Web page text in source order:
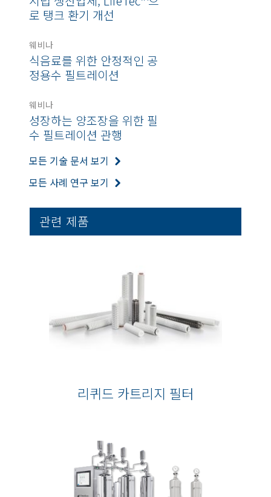
로 탱크 환기 개선
웨비나
식음료를 위한 안정적인 공
정용수 필트레이션
웨비나
성장하는 양조장을 위한 필
수 필트레이션 관행
모든 기술 문서 보기
모든 사례 연구 보기
관련 제품
리퀴드 카트리지 필터